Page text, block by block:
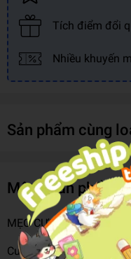
Tích điểm đổi
Nhiều khuyến
Sản phẩm cùng
Mô tả sản phẩm
MẸO CỰC HAY CHO
Cuốn sách này chứa